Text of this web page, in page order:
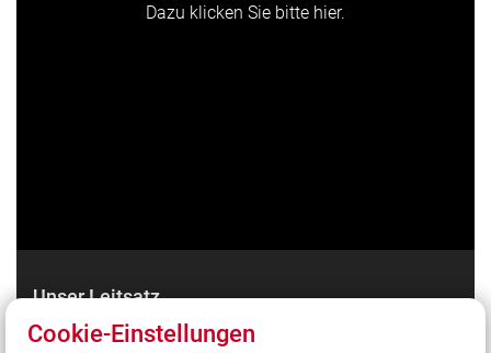
Dazu klicken Sie bitte hier.
Unser Leitsatz
Cookie-Einstellungen